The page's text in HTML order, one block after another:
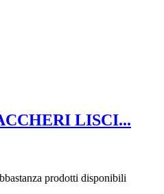
LISCI...
prodotti disponibili